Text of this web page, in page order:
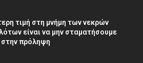
τιμή στη μνήμη των νεκρών
είναι να μην σταματήσουμε
πρόληψη